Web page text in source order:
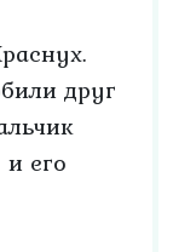
друг
его